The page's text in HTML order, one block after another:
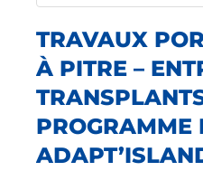
TRAVAUX
À PITRE –
PROGRAMME